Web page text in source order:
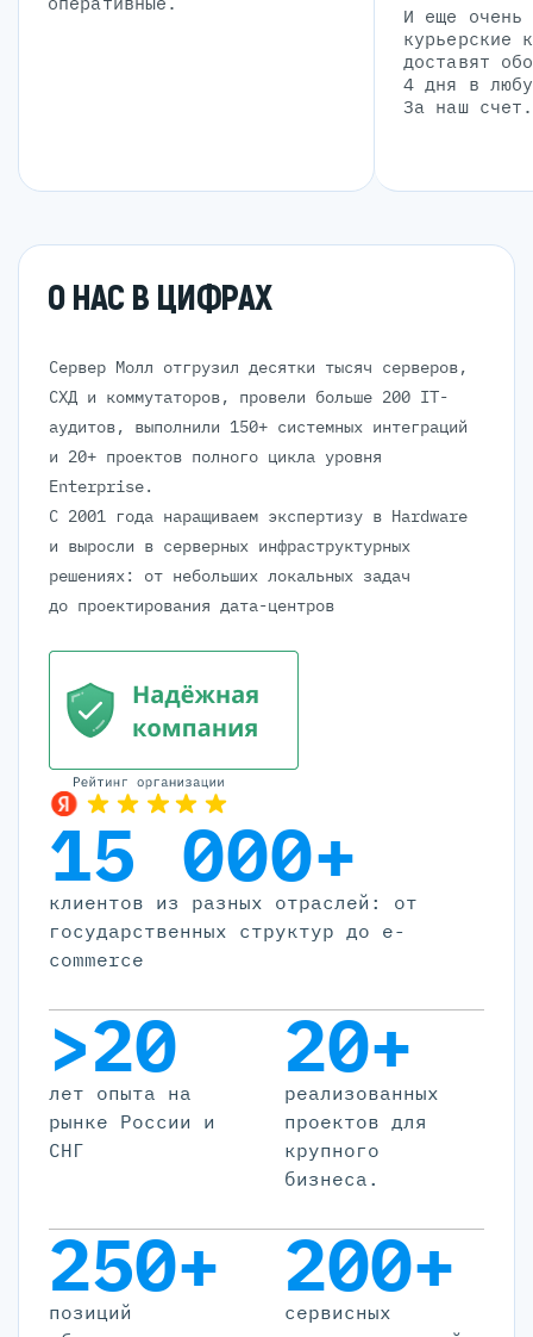
И еще очень
курьерские
доставят
4 дня в
За наш счет.
О НАС В ЦИФРАХ
Сервер Молл отгрузил десятки тысяч серверов,
СХД и коммутаторов, провели больше 200 IT-
аудитов, выполнили 150+ системных интеграций
и 20+ проектов полного цикла уровня
Enterprise.
С 2001 года наращиваем экспертизу в Hardware
и выросли в серверных инфраструктурных
решениях: от небольших локальных задач
до проектирования дата-центров
15 000+
клиентов из разных отраслей: от
государственных структур до e-
commerce
>20
лет опыта на
рынке России и
СНГ
20+
реализованных
проектов для
крупного
бизнеса.
250+
позиций
200+
cервисных